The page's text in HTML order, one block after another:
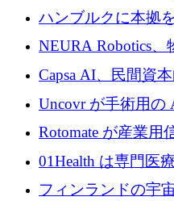
傷治療薬を市場に
ロを調達
ハンブルクに本拠
Partnersが5,000万
NEURA Robotics
ブ ロボティクス プ
ためにシリーズ C
Capsa AI、民間資
ムを拡大するため
Uncovr が手術用の
を構築するために
Rotomate が産業用
めに 210 万ユーロ
01Health は専門医
に 1,500 万ドルを
フィンランドの宇